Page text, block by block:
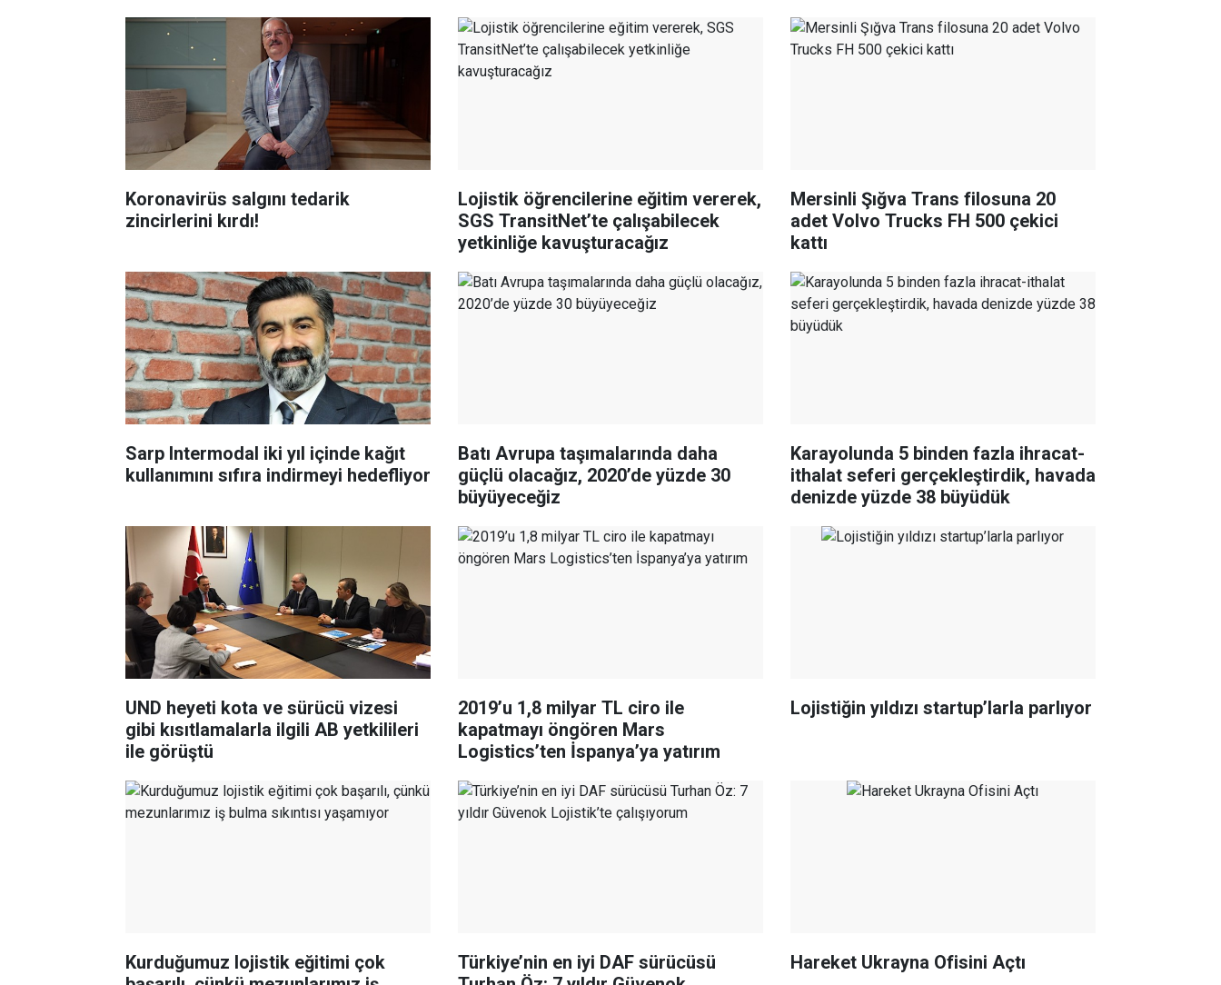
Koronavirüs salgını tedarik
zincirlerini kırdı!
Lojistik öğrencilerine eğitim vererek,
SGS TransitNet’te çalışabilecek
yetkinliğe kavuşturacağız
Mersinli Şığva Trans filosuna 20
adet Volvo Trucks FH 500 çekici
kattı
Sarp Intermodal iki yıl içinde kağıt
kullanımını sıfıra indirmeyi hedefliyor
Batı Avrupa taşımalarında daha
güçlü olacağız, 2020’de yüzde 30
büyüyeceğiz
Karayolunda 5 binden fazla ihracat-
ithalat seferi gerçekleştirdik, havada
denizde yüzde 38 büyüdük
UND heyeti kota ve sürücü vizesi
gibi kısıtlamalarla ilgili AB yetkilileri
ile görüştü
2019’u 1,8 milyar TL ciro ile
kapatmayı öngören Mars
Logistics’ten İspanya’ya yatırım
Lojistiğin yıldızı startup’larla parlıyor
Kurduğumuz lojistik eğitimi çok
Türkiye’nin en iyi DAF sürücüsü
Hareket Ukrayna Ofisini Açtı